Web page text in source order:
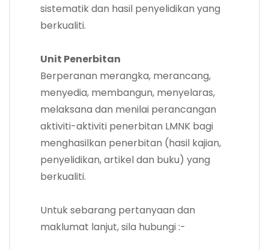
sistematik dan hasil penyelidikan yang
berkualiti.
Unit Penerbitan
Berperanan merangka, merancang,
menyedia, membangun, menyelaras,
melaksana dan menilai perancangan
aktiviti-aktiviti penerbitan LMNK bagi
menghasilkan penerbitan (hasil kajian,
penyelidikan, artikel dan buku) yang
berkualiti.
Untuk sebarang pertanyaan dan
maklumat lanjut, sila hubungi :-